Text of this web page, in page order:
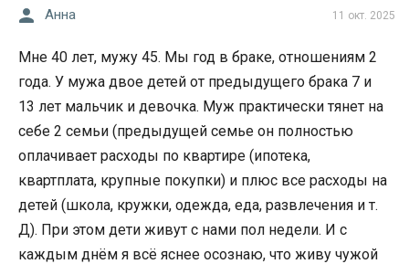
11 окт. 2025
Анна
Мне 40 лет, мужу 45. Мы год в браке, отношениям 2
года. У мужа двое детей от предыдущего брака 7 и
13 лет мальчик и девочка. Муж практически тянет на
себе 2 семьи (предыдущей семье он полностью
оплачивает расходы по квартире (ипотека,
квартплата, крупные покупки) и плюс все расходы на
детей (школа, кружки, одежда, еда, развлечения и т.
Д). При этом дети живут с нами пол недели. И с
каждым днём я всё яснее осознаю, что живу чужой